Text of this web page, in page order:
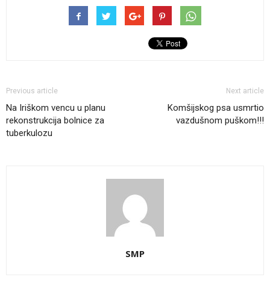
Previous article
Na Iriškom vencu u planu
rekonstrukcija bolnice za
tuberkulozu
Next article
Komšijskog psa usmrtio
vazdušnom puškom!!!
SMP